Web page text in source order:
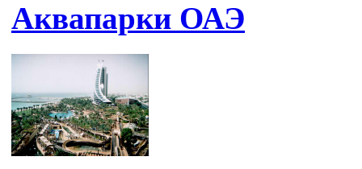
Аквапарки ОАЭ